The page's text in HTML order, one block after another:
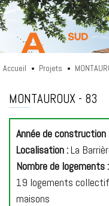
A26 SUD
Accueil • Projets •
MONTAUROUX - 83
Année de construction
Localisation :La
Nombre de logements :
19 logements
maisons